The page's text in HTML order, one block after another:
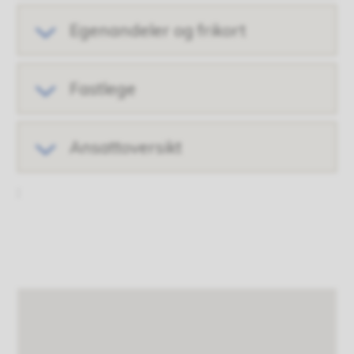
Egenandeler og frikort
Fastlege
Ansattoversikt